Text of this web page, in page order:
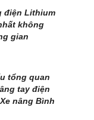
điện Lithium
không
gian
tổng quan
tay điện
nâng Bình